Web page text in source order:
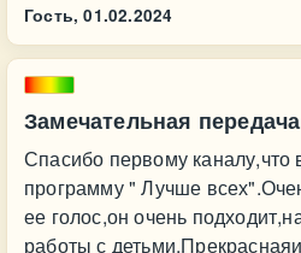
Гость, 01.02.2024
Замечательная передача
Спасибо первому каналу,что
программу " Лучше
ее голос,он очень
работы с